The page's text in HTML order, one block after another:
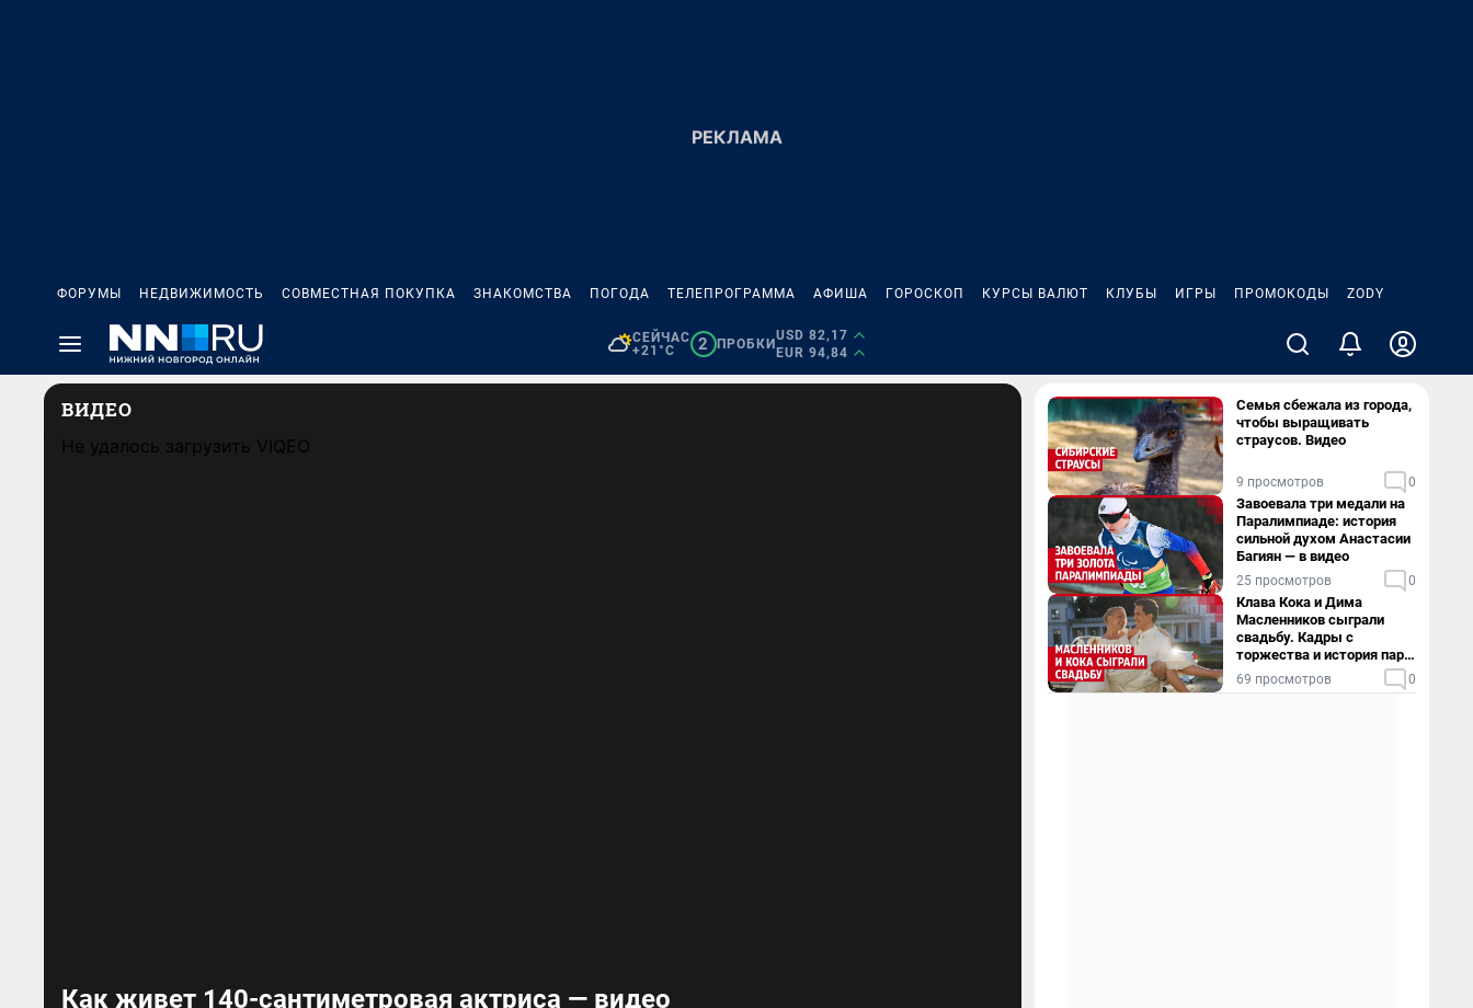
ФОРУМЫ НЕДВИЖИМОСТЬ СОВМЕСТНАЯ ПОКУПКА ЗНАКОМСТВА ПОГОДА ТЕЛЕПРОГРАММА АФИША ГОРОСКОП КУРСЫ ВАЛЮТ КЛУБЫ ИГРЫ ПРОМОКОДЫ ZODY
СЕЙЧАС
+21°C
2 ПРОБКИ
USD 82,17
EUR 94,84
ВИДЕО
Не удалось загрузить VIQEO
Как живет 140-сантиметровая актриса — видео
Семья сбежала из города,
чтобы выращивать
страусов. Видео
9 просмотров 0
Завоевала три медали на
Паралимпиаде: история
сильной духом Анастасии
Багиян — в видео
25 просмотров 0
Клава Кока и Дима
Масленников сыграли
свадьбу. Кадры с
торжества и история пары
— в видео
69 просмотров 0